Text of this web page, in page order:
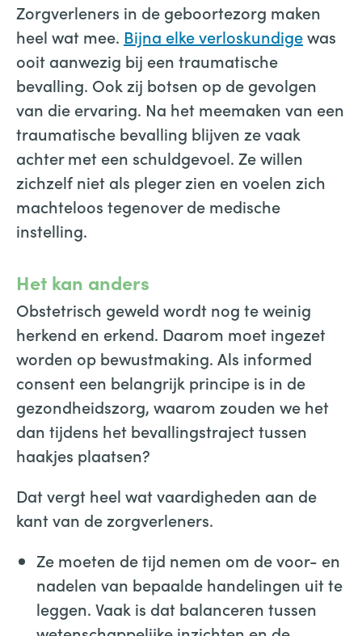
Zorgverleners in de geboortezorg maken
heel wat mee. Bijna elke verloskundigewas
ooit aanwezig bij een traumatische
bevalling. Ook zij botsen op de gevolgen
van die ervaring. Na het meemaken van een
traumatische bevalling blijven ze vaak
achter met een schuldgevoel. Ze willen
zichzelf niet als pleger zien en voelen zich
machteloos tegenover de medische
instelling.
Het kan anders
Obstetrisch geweld wordt nog te weinig
herkend en erkend. Daarom moet ingezet
worden op bewustmaking. Als informed
consent een belangrijk principe is in de
gezondheidszorg, waarom zouden we het
dan tijdens het bevallingstraject tussen
haakjes plaatsen?
Dat vergt heel wat vaardigheden aan de
kant van de zorgverleners.
Ze moeten de tijd nemen om de voor- en
nadelen van bepaalde handelingen uit te
leggen. Vaak is dat balanceren tussen